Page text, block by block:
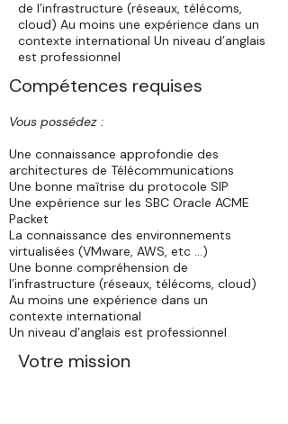
de l’infrastructure (réseaux, télécoms,
cloud) Au moins une expérience dans un
contexte international Un niveau d’anglais
est professionnel
Compétences requises
Vous possédez :
Une connaissance approfondie des
architectures de Télécommunications
Une bonne maîtrise du protocole SIP
Une expérience sur les SBC Oracle ACME
Packet
La connaissance des environnements
virtualisées (VMware, AWS, etc …)
Une bonne compréhension de
l’infrastructure (réseaux, télécoms, cloud)
Au moins une expérience dans un
contexte international
Un niveau d’anglais est professionnel
Votre mission